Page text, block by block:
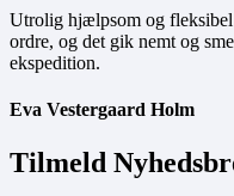
Utrolig hjælpsom og fleksibel
ordre, og det gik nemt og
ekspedition.
Eva Vestergaard Holm
Tilmeld